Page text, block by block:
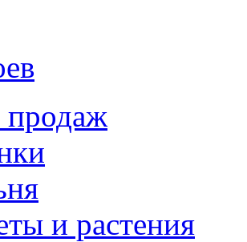
и растения